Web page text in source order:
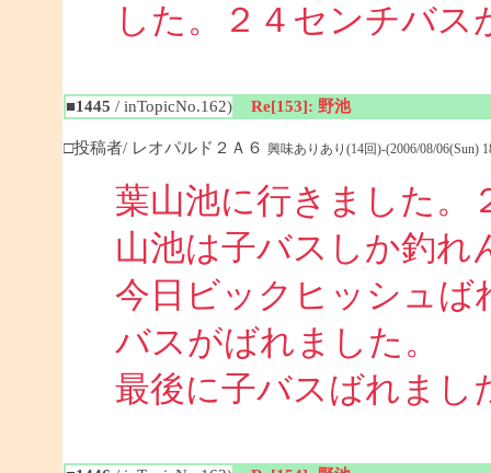
した。２４センチバス
■1445 / inTopicNo.162) Re[153]: 野池
□投稿者/ レオパルド２Ａ６ 興味ありあり(14回)-(2006/08/06(Sun)
葉山池に行きました。
山池は子バスしか釣れ
今日ビックヒッシュば
バスがばれました。
最後に子バスばれまし